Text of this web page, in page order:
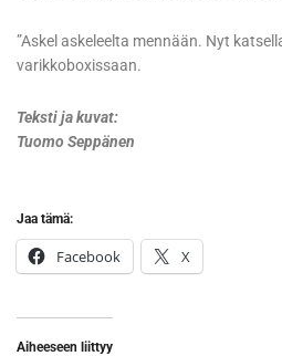
”Askel askeleelta mennään. Nyt
varikkoboxissaan.
Teksti ja kuvat:
Tuomo Seppänen
Jaa tämä:
Facebook X
Aiheeseen liittyy